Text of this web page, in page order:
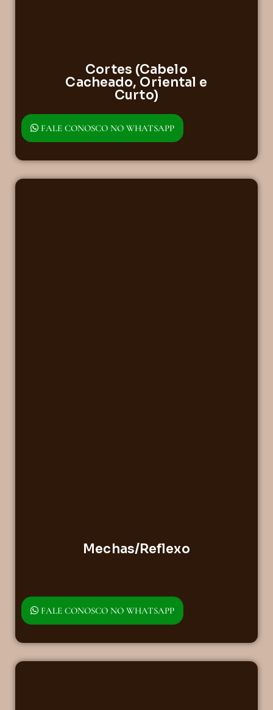
Cortes (Cabelo
Cacheado, Oriental e
Curto)
FALE CONOSCO NO WHATSAPP
Mechas/Reflexo
FALE CONOSCO NO WHATSAPP